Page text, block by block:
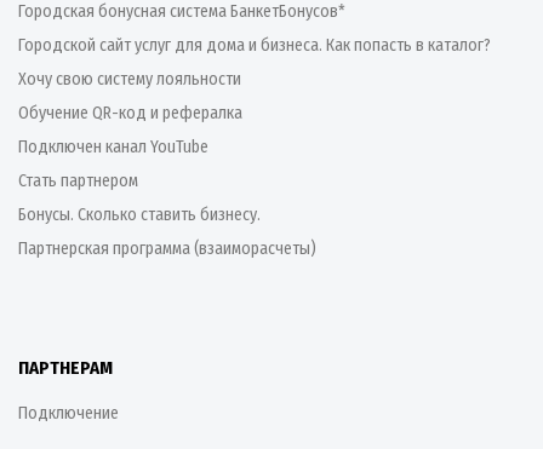
Городская бонусная система БанкетБонусов*
Городской сайт услуг для дома и бизнеса. Как попасть в каталог?
Хочу свою систему лояльности
Обучение QR-код и рефералка
Подключен канал YouTube
Стать партнером
Бонусы. Сколько ставить бизнесу.
Партнерская программа (взаиморасчеты)
ПАРТНЕРАМ
Подключение